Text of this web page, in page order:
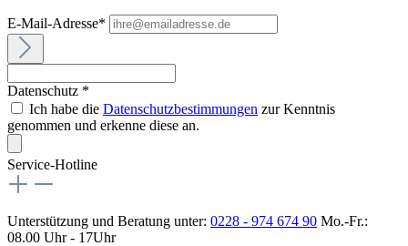
E-Mail-Adresse*
Datenschutz *
Ich habe die Datenschutzbestimmungen zur Kenntnis
genommen und erkenne diese an.
Service-Hotline
Unterstützung und Beratung unter: 0228 - 974 674 90 Mo.-Fr.:
08.00 Uhr - 17Uhr